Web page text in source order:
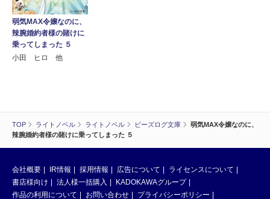
TOP ライトノベル ライトノベル ビーズログ文庫
弱気MAX令嬢なのに、
辣腕婚約者様の賭けに乗ってしまった ５
弱気MAX令嬢なのに、
辣腕婚約者様の賭けに
乗ってしまった ５
小田 ヒロ 他
会社概要 IR情報 採用情報 広告について
ライセンスについて
書店様向け
法人様一括購入
KADOKAWAグループ
作品の利用について
お問い合わせ プライバシーポリシー